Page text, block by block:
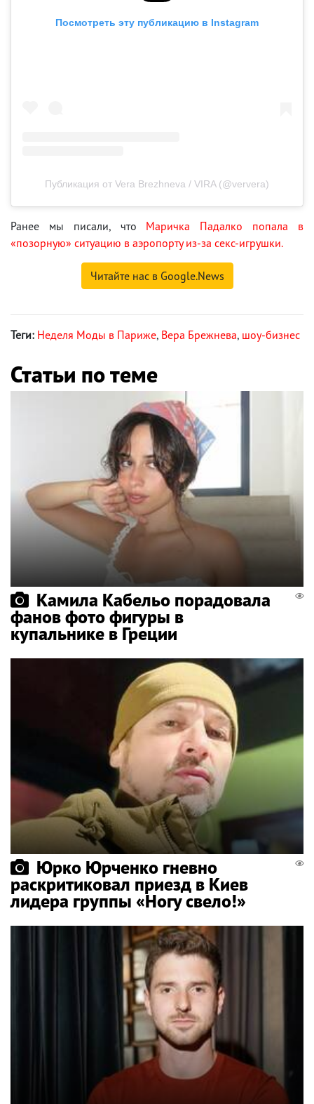
Посмотреть эту публикацию в Instagram
Публикация от Vera Brezhneva / VIRA (@ververa)
Ранее мы писали, что Маричка Падалко попала в
«позорную» ситуацию в аэропорту из-за секс-игрушки.
Читайте нас в Google.News
Теги: Неделя Моды в Париже, Вера Брежнева, шоу-бизнес
Статьи по теме
Камила Кабельо порадовала
фанов фото фигуры в
купальнике в Греции
Юрко Юрченко гневно
раскритиковал приезд в Киев
лидера группы «Ногу свело!»